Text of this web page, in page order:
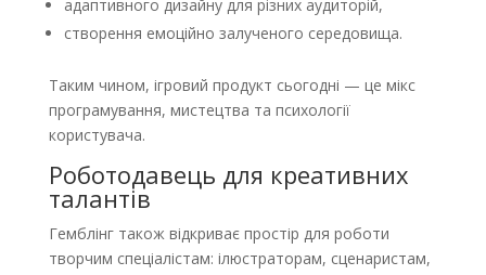
адаптивного дизайну для різних аудиторій,
створення емоційно залученого середовища.
Таким чином, ігровий продукт сьогодні — це мікс
програмування, мистецтва та психології
користувача.
Роботодавець для креативних
талантів
Гемблінг також відкриває простір для роботи
творчим спеціалістам: ілюстраторам, сценаристам,